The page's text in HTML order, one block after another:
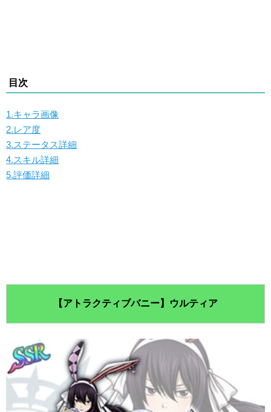
目次
1.キャラ画像
2.レア度
3.ステータス詳細
4.スキル詳細
5.評価詳細
【アトラクティブバニー】ウルティア